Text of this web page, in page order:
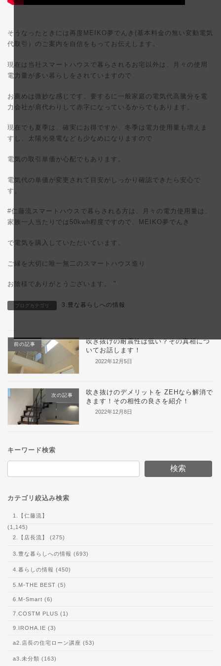
そうなったときには再度MEIKO夢でんき(基本料金の無い変動電気
代取引）のご案内を自信をもってお伝えします。
現在は当社スマートハウスで暮らされるお宅以外は、月々の使用
電力量が多い暮らしをされていますので
お薦めは微妙な感じです。要するに一般家庭の電気代高騰分を電
力会社が肩代わりして赤字になっているからでもあります。
現在でも夏季は、確実にお得ですが、冬季は電力使用量も増えま
すし、太陽光発電なども少なめになりますので
電気の取引単価が心配でもあります。
電気代の単価が変更されて目安がしっかり確認できたら安心で
す。
#仁藤流スマートハウスで暮らされる方は、月々の電力使用量は、
家族一人当たりでは50kwh程度ですので、MEIKO夢でんき
で電気を購入していただいています。
ご縁を大切に唯一無二のスマートハウス造り
お陰様でありがとうございます。 "
ブログカテゴリ 3.豊な暮らしへの情報
前の記事
吹き抜けの耐震性は低い？その真相につ
いてお話します！
2022年12月5日
次の記事
吹き抜けのデメリットを ZEHなら解消で
きます！その相性の良さを紹介！
2022年12月8日
キーワード検索
検索
カテゴリ絞込み検索
1.【仁藤流】
(1,145)
2.【店長流】 (275)
3.豊な暮らしへの情報 (693)
4.暮らしの情報 (450)
5.M-THE BEST (5)
6.M-Smart (6)
7.COSTM PLUS (1)
9.IROHA.IE (3)
a2.店長の住宅ローン講座 (53)
a3.未分類 (163)